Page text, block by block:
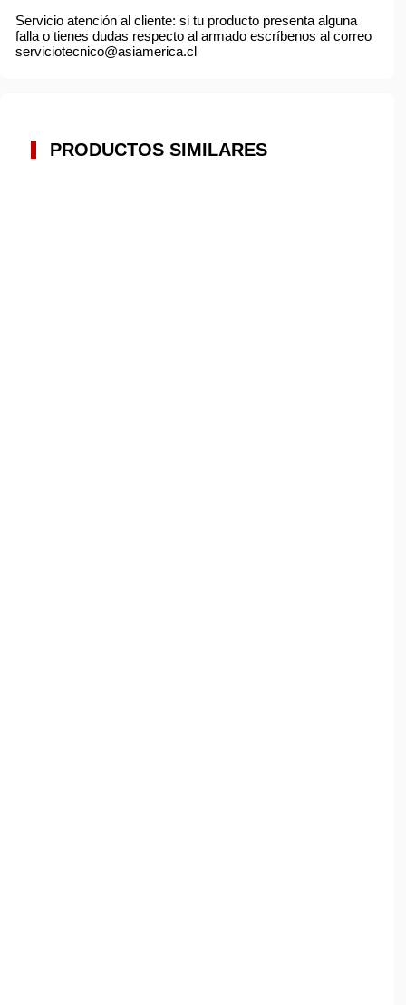
Servicio atención al cliente: si tu producto presenta alguna
falla o tienes dudas respecto al armado escríbenos al correo
serviciotecnico@asiamerica.cl
PRODUCTOS SIMILARES